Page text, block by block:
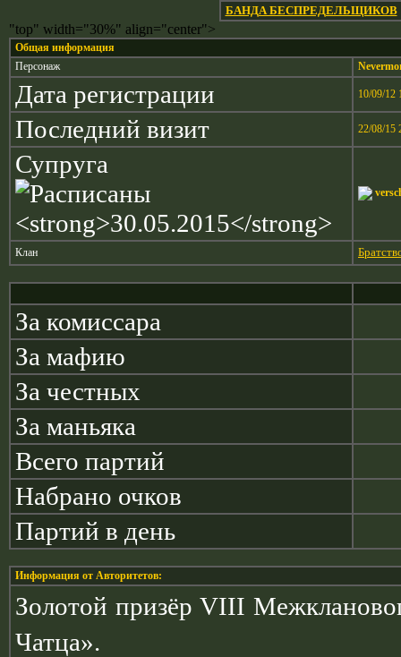
БАНДА БЕСПРЕДЕЛЬЩИКОВ
"top" width="30%" align="center">
Общая информация
Персонаж
Дата регистрации 10/09/12
Последний визит 22/08/15
Супруга
Клан
За комиссара
За мафию
За честных
За маньяка
Всего партий
Набрано очков
Партий в день
Информация от Авторитетов:
Золотой призёр VIII
Чатца».